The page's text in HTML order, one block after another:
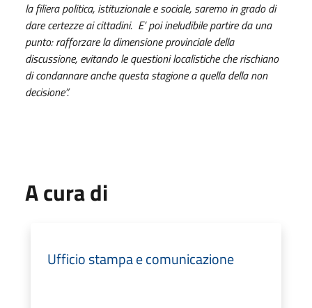
la filiera politica, istituzionale e sociale, saremo in grado di
dare certezze ai cittadini. E’ poi ineludibile partire da una
punto: rafforzare la dimensione provinciale della
discussione, evitando le questioni localistiche che rischiano
di condannare anche questa stagione a quella della non
decisione”.
A cura di
Ufficio stampa e comunicazione